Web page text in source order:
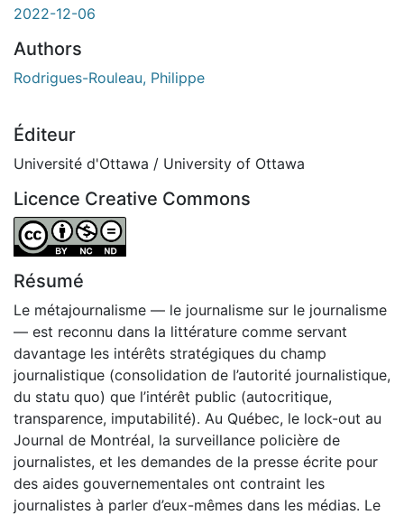
2022-12-06
Authors
Rodrigues-Rouleau, Philippe
Éditeur
Université d'Ottawa / University of Ottawa
Licence Creative Commons
Attribution-NonCommercial-NoDerivatives 4.0
Résumé
Le métajournalisme — le journalisme sur le journalisme
— est reconnu dans la littérature comme servant
davantage les intérêts stratégiques du champ
journalistique (consolidation de l’autorité journalistique,
du statu quo) que l’intérêt public (autocritique,
transparence, imputabilité). Au Québec, le lock-out au
Journal de Montréal, la surveillance policière de
journalistes, et les demandes de la presse écrite pour
des aides gouvernementales ont contraint les
journalistes à parler d’eux-mêmes dans les médias. Le